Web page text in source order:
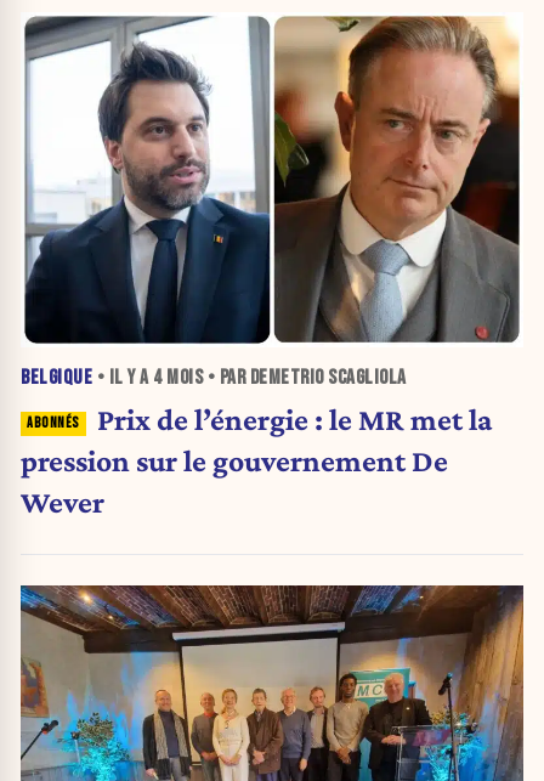
BELGIQUE • IL Y A 4 MOIS• PAR DEMETRIO SCAGLIOLA
Prix de l’énergie : le MR met la
pression sur le gouvernement De
Wever